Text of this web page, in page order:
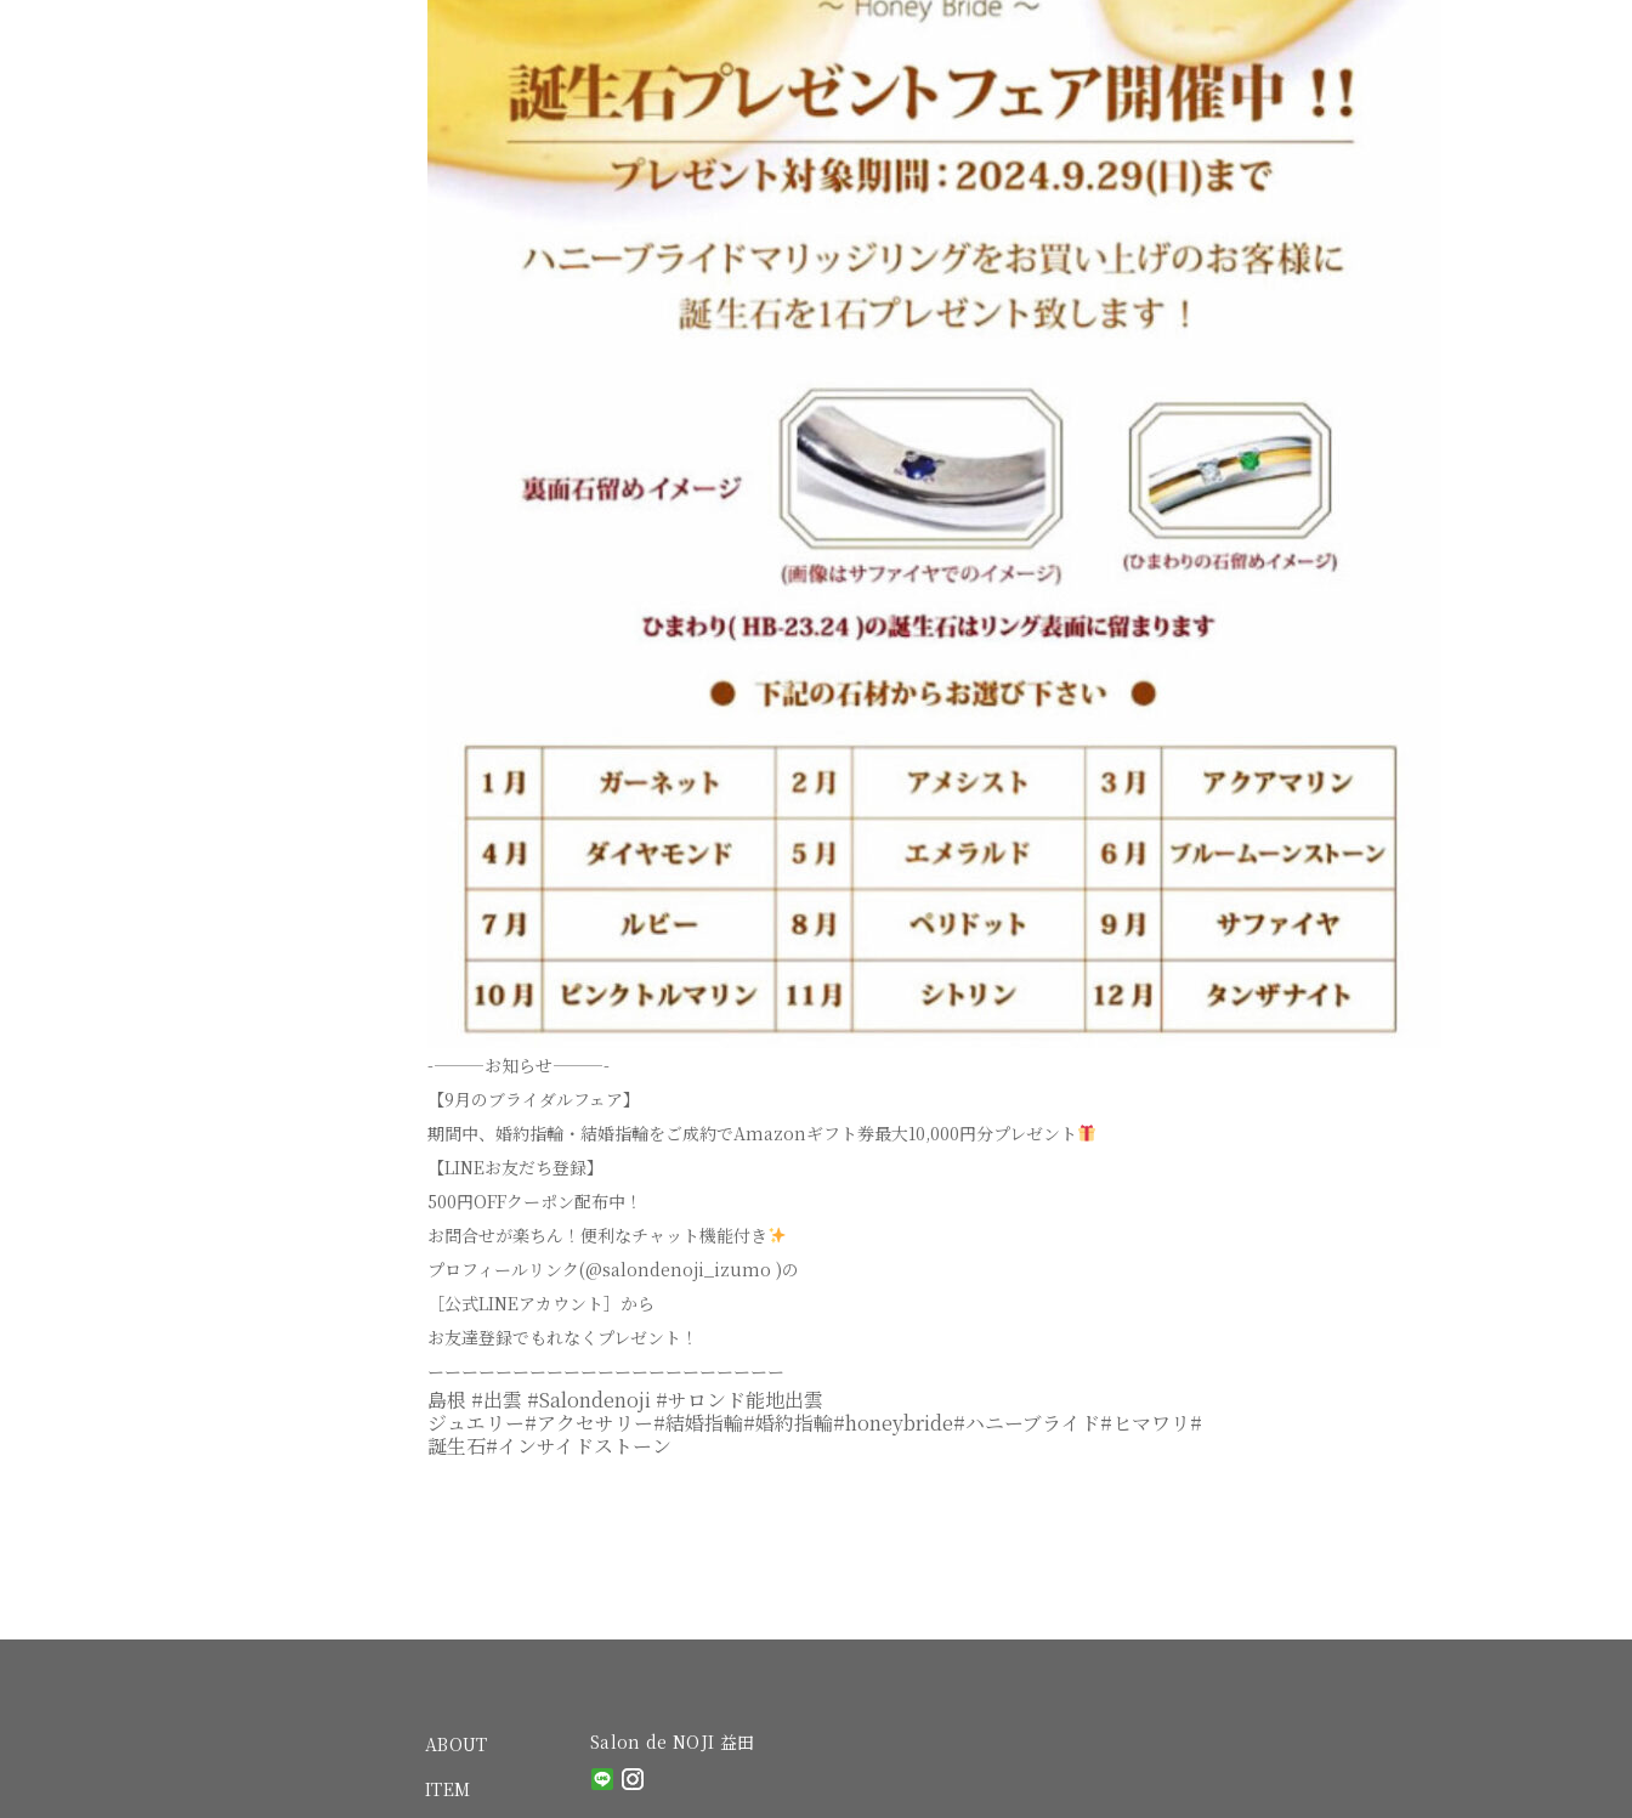
-———お知らせ———-
【9月のブライダルフェア】
期間中、婚約指輪・結婚指輪をご成約でAmazonギフト券最大10,000円分プレゼント
【LINEお友だち登録】
500円OFFクーポン配布中！
お問合せが楽ちん！便利なチャット機能付き
プロフィールリンク(@salondenoji_izumo )の
［公式LINEアカウント］から
お友達登録でもれなくプレゼント！
ーーーーーーーーーーーーーーーーーーーーー
島根 #出雲 #Salondenoji #サロンド能地出雲
ジュエリー#アクセサリー#結婚指輪#婚約指輪#honeybride#ハニーブライド#ヒマワリ#
誕生石#インサイドストーン
ABOUT
ITEM
Salon de NOJI 益田